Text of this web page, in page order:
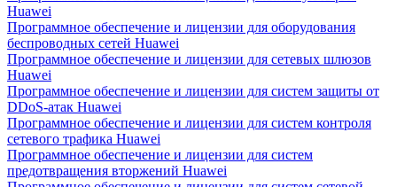
Huawei
Программное обеспечение и лицензии для оборудования
беспроводных сетей Huawei
Программное обеспечение и лицензии для сетевых шлюзов
Huawei
Программное обеспечение и лицензии для систем защиты от
DDoS-атак Huawei
Программное обеспечение и лицензии для систем контроля
сетевого трафика Huawei
Программное обеспечение и лицензии для систем
предотвращения вторжений Huawei